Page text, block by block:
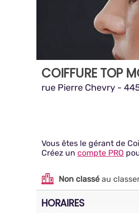
COIFFURE TOP
rue Pierre Chevry -
Vous êtes le gérant de
Créez un compte PRO
Non classé au
HORAIRES